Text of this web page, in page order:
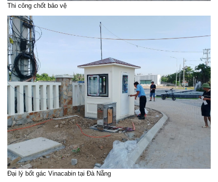
Thi công chốt bảo vệ
Đại lý bốt gác Vinacabin tại Đà Nẵng